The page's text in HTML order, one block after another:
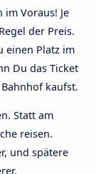
im Voraus! Je
der Preis.
einen Platz im
Du das Ticket
kaufst.
Statt am
reisen.
und spätere